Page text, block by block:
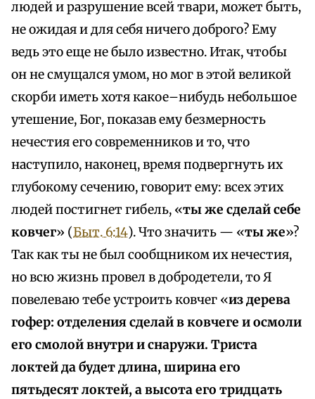
людей и разрушение всей твари, может быть,
не ожидая и для себя ничего доброго? Ему
ведь это еще не было известно. Итак, чтобы
он не смущался умом, но мог в этой великой
скорби иметь хотя какое–нибудь небольшое
утешение, Бог, показав ему безмерность
нечестия его современников и то, что
наступило, наконец, время подвергнуть их
глубокому сечению, говорит ему: всех этих
людей постигнет гибель, «ты же сделай себе
ковчег» (Быт. 6:14). Что значить — «ты же»?
Так как ты не был сообщником их нечестия,
но всю жизнь провел в добродетели, то Я
повелеваю тебе устроить ковчег «из дерева
гофер: отделения сделай в ковчеге и осмоли
его смолой внутри и снаружи. Триста
локтей да будет длина, ширина его
пятьдесят локтей, а высота его тридцать